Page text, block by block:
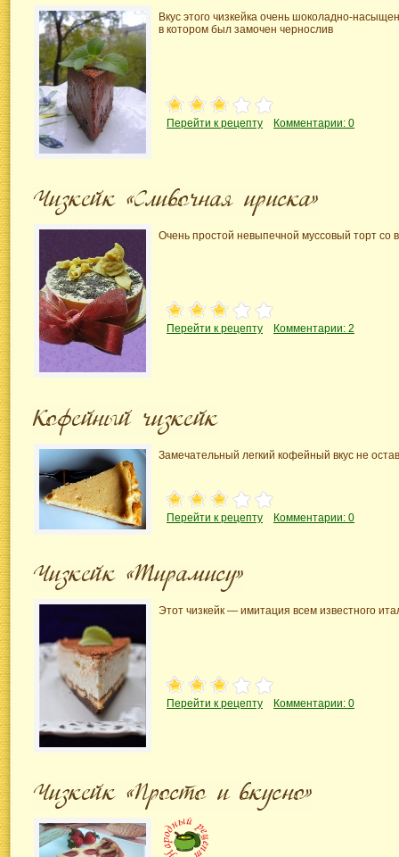
Вкус этого чизкейка очень шоколадно-
в котором был замочен чернослив
Перейти к рецепту Комментарии: 0
Очень простой невыпечной муссовый торт со
Перейти к рецепту Комментарии: 2
Замечательный легкий кофейный вкус не
Перейти к рецепту Комментарии: 0
Этот чизкейк — имитация всем известного
Перейти к рецепту Комментарии: 0